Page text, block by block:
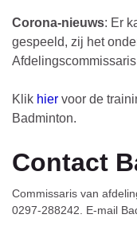
Corona-nieuws: Er
gespeeld, zij het
Klik hier voor de
Badminton.
Contact
Commissaris van
0297-288242. E-mail